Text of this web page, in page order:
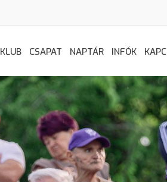
KLUB CSAPAT NAPTÁR INFÓK